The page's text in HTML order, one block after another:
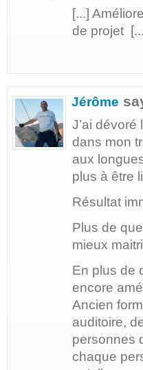
[...]
de projet
Jérôme
J’ai
dans mon
aux
plus à être
Résultat
Plus de
mieux
En plus de
encore
Ancien
auditoire,
personnes
chaque